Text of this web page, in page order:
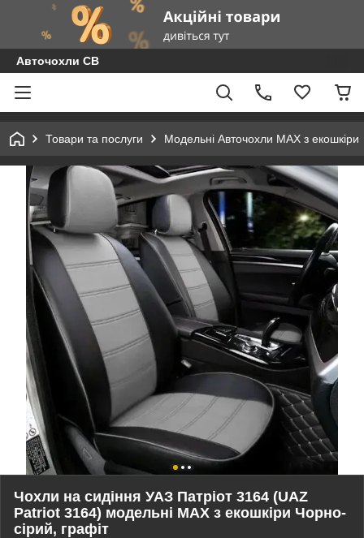
Авточохли СВ
Товари та послуги Модельні Авточохли MAX з екошкіри
Чохли на сидіння УАЗ Патріот 3164 (UAZ
Patriot 3164) модельні MAX з екошкіри Чорно-
сірий, графіт